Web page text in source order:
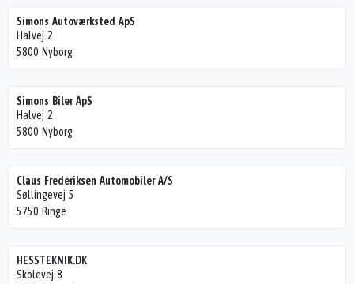
Simons Autoværksted ApS
Halvej 2
5800 Nyborg
Simons Biler ApS
Halvej 2
5800 Nyborg
Claus Frederiksen Automobiler A/S
Søllingevej 5
5750 Ringe
HESSTEKNIK.DK
Skolevej 8